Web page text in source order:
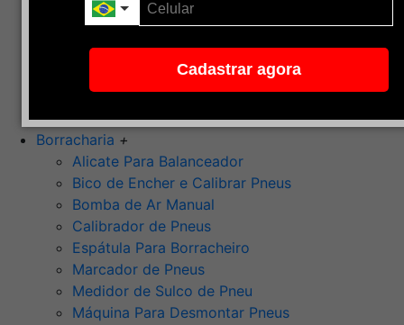
Cadastrar agora
Lixas
Pasta Para Assentar Válvula
Pedra de Afiar
Ponta Montada (Oxido de Alumínio)
Rebolos
Borracharia +
Alicate Para Balanceador
Bico de Encher e Calibrar Pneus
Bomba de Ar Manual
Calibrador de Pneus
Espátula Para Borracheiro
Marcador de Pneus
Medidor de Sulco de Pneu
Máquina Para Desmontar Pneus